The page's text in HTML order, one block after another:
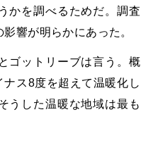
かを調べるためだ。調査
響が明らかにあった。
ゴットリーブは言う。概
ス8度を超えて温暖化し
うした温暖な地域は最も